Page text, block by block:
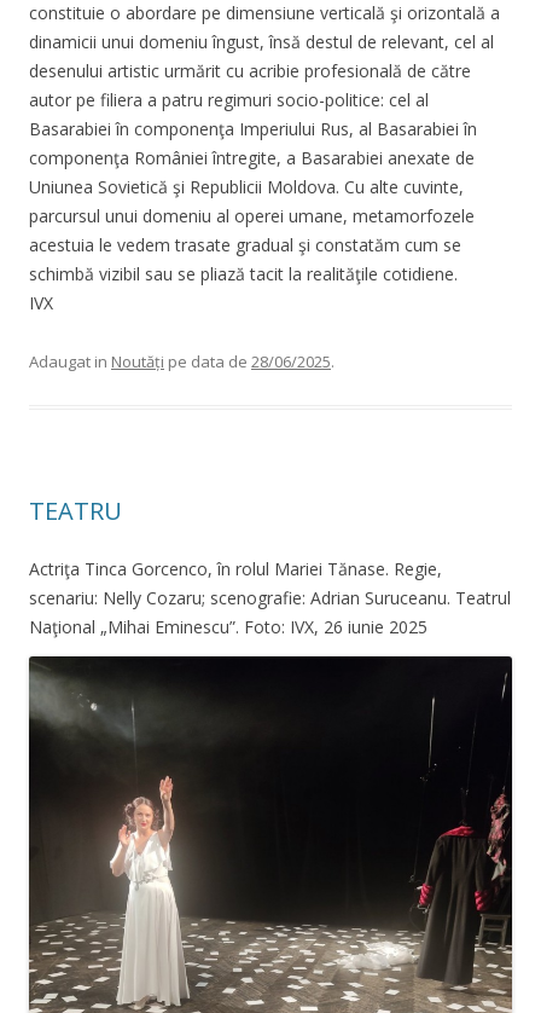
constituie o abordare pe dimensiune verticală şi orizontală a
dinamicii unui domeniu îngust, însă destul de relevant, cel al
desenului artistic urmărit cu acribie profesională de către
autor pe filiera a patru regimuri socio-politice: cel al
Basarabiei în componenţa Imperiului Rus, al Basarabiei în
componenţa României întregite, a Basarabiei anexate de
Uniunea Sovietică şi Republicii Moldova. Cu alte cuvinte,
parcursul unui domeniu al operei umane, metamorfozele
acestuia le vedem trasate gradual şi constatăm cum se
schimbă vizibil sau se pliază tacit la realităţile cotidiene.
IVX
Adaugat in Noutăți pe data de 28/06/2025.
TEATRU
Actriţa Tinca Gorcenco, în rolul Mariei Tănase. Regie,
scenariu: Nelly Cozaru; scenografie: Adrian Suruceanu. Teatrul
Naţional „Mihai Eminescu”. Foto: IVX, 26 iunie 2025